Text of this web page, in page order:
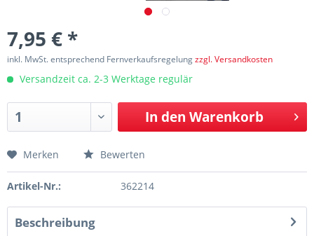
7,95 € *
inkl. MwSt. entsprechend Fernverkaufsregelungzzgl. Versandkosten
Versandzeit ca. 2-3 Werktage regulär
In den Warenkorb
Merken Bewerten
Artikel-Nr.: 362214
Beschreibung